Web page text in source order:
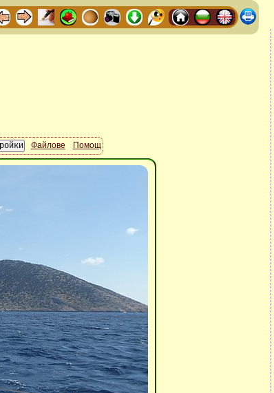
Файлове Помощ